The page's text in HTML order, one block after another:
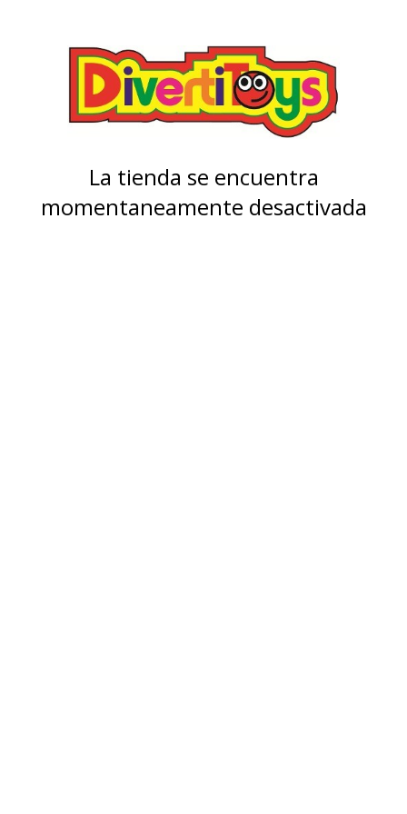
La tienda se encuentra
momentaneamente desactivada